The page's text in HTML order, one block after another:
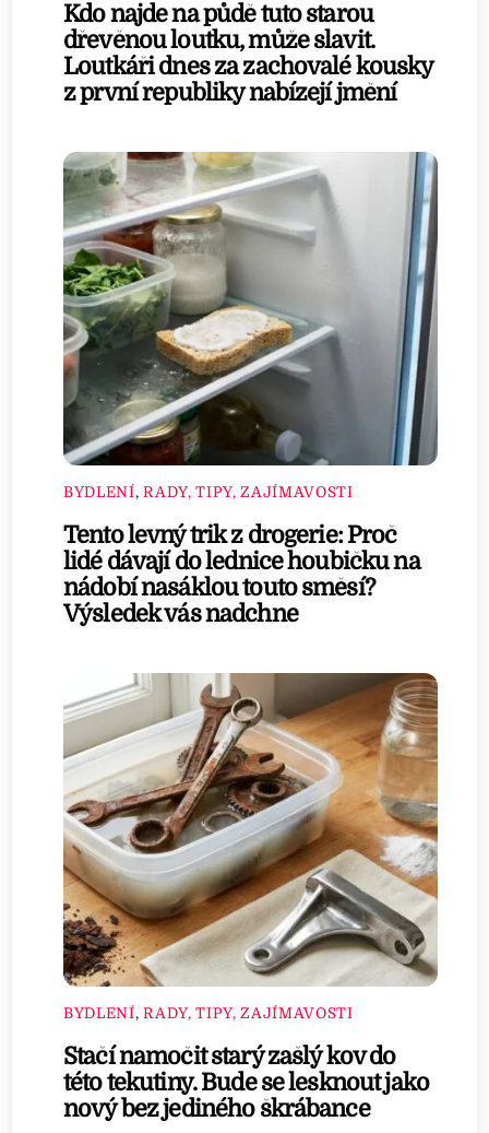
Kdo najde na půdě tuto starou
dřevěnou loutku, může slavit.
Loutkáři dnes za zachovalé kousky
z první republiky nabízejí jmění
BYDLENÍ,RADY, TIPY, ZAJÍMAVOSTI
Tento levný trik z drogerie: Proč
lidé dávají do lednice houbičku na
nádobí nasáklou touto směsí?
Výsledek vás nadchne
BYDLENÍ,RADY, TIPY, ZAJÍMAVOSTI
Stačí namočit starý zašlý kov do
této tekutiny. Bude se lesknout jako
nový bez jediného škrábance